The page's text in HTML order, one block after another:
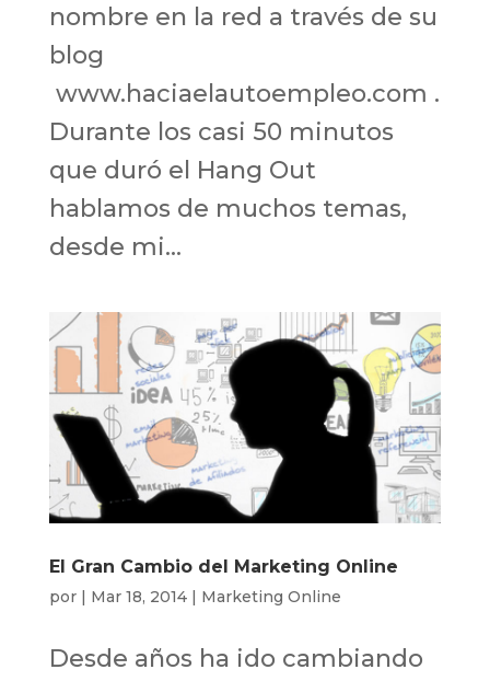
nombre en la red a través de su
blog
www.haciaelautoempleo.com .
Durante los casi 50 minutos
que duró el Hang Out
hablamos de muchos temas,
desde mi...
El Gran Cambio del Marketing Online
por | Mar 18, 2014| Marketing Online
Desde años ha ido cambiando